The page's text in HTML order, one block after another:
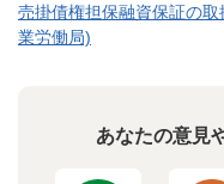
売掛債権担保融資保証の
業労働局)
あなたの意見